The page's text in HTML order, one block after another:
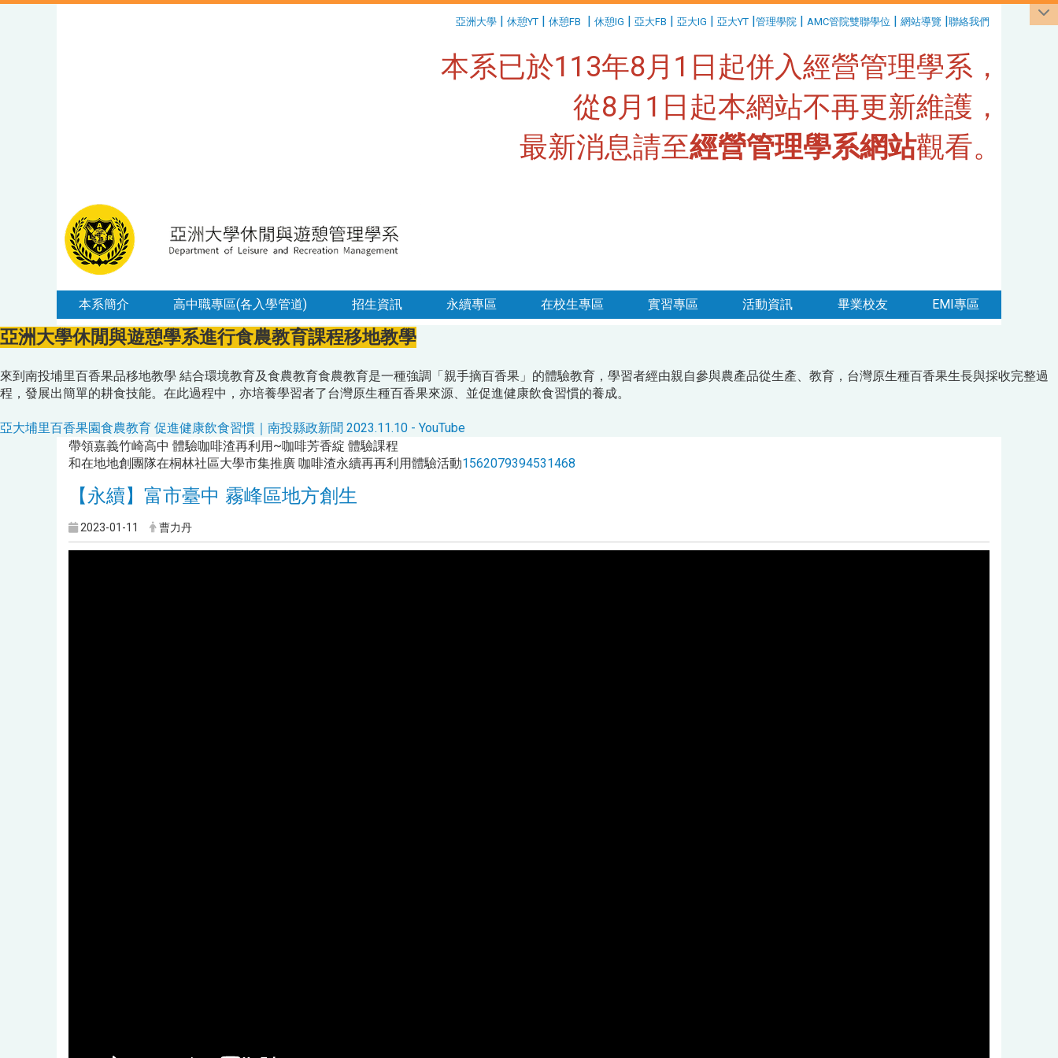
亞洲大學 | 休憩YT | 休憩FB | 休憩IG | 亞大FB | 亞大IG | 亞大YT |管理學院 | AMC管院雙聯學位 | 網站導覽 |聯絡我們
本系已於113年8月1日起併入經營管理學系，
從8月1日起本網站不再更新維護，
最新消息請至經營管理學系網站觀看。
本系簡介 高中職專區(各入學管道) 招生資訊 永續專區 在校生專區 實習專區 活動資訊 畢業校友 EMI專區
亞洲大學休閒與遊憩學系進行食農教育課程移地教學
來到南投埔里百香果品移地教學 結合環境教育及食農教育食農教育是一種強調「親手摘百香果」的體驗教育，學習者經由親自參與農產品從生產、教育，台灣原生種百香果生長與採收完整過
程，發展出簡單的耕食技能。在此過程中，亦培養學習者了台灣原生種百香果來源、並促進健康飲食習慣的養成。
亞大埔里百香果園食農教育 促進健康飲食習慣｜南投縣政新聞 2023.11.10 - YouTube
帶領嘉義竹崎高中 體驗咖啡渣再利用~咖啡芳香綻 體驗課程
和在地地創團隊在桐林社區大學市集推廣 咖啡渣永續再再利用體驗活動1562079394531468
【永續】富市臺中 霧峰區地方創生
2023-01-11 曹力丹